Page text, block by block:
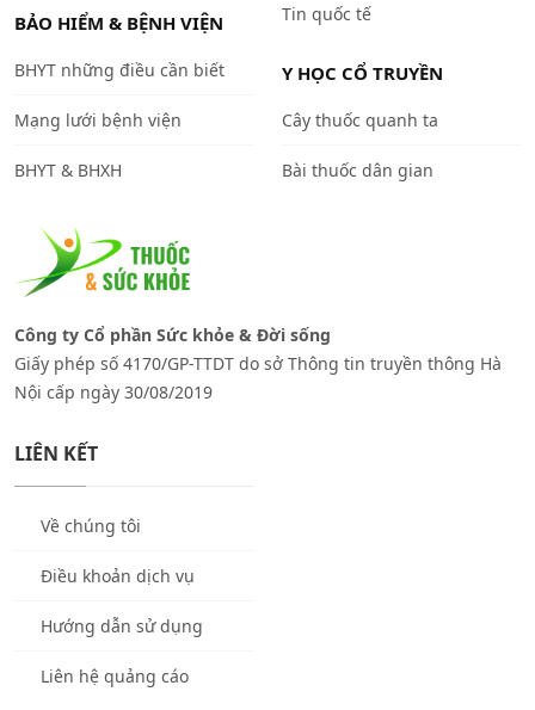
BẢO HIỂM & BỆNH VIỆN
BHYT những điều cần biết
Mạng lưới bệnh viện
BHYT & BHXH
Tin quốc tế
Y HỌC CỔ TRUYỀN
Cây thuốc quanh ta
Bài thuốc dân gian
Công ty Cổ phần Sức khỏe & Đời sống
Giấy phép số 4170/GP-TTDT do sở Thông tin truyền thông Hà
Nội cấp ngày 30/08/2019
LIÊN KẾT
Về chúng tôi
Điều khoản dịch vụ
Hướng dẫn sử dụng
Liên hệ quảng cáo